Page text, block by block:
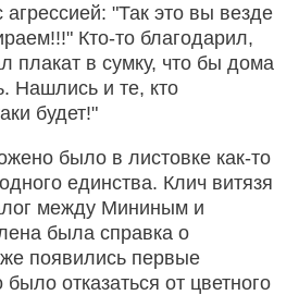
"Так это вы везде
Кто-то благодарил,
плакат в сумку, что бы дома
Нашлись и те, кто
будет!"
было в листовке как-то
единства. Клич витязя
между Мининым и
была справка о
появились первые
отказаться от цветного